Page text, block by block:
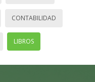
CONTABILIDAD
LIBROS